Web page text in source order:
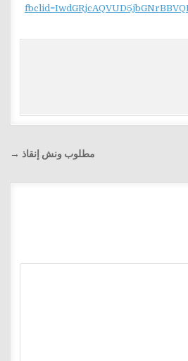
مطلوب ونش إنقاذ →